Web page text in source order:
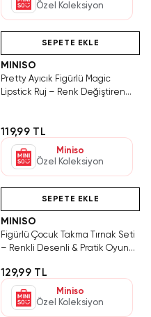
Özel Koleksiyon
SEPETE EKLE
MINISO
Pretty Ayıcık Figürlü Magic
Lipstick Ruj – Renk Değiştiren
119,99 TL
Miniso
Özel Koleksiyon
SEPETE EKLE
MINISO
Figürlü Çocuk Takma Tırnak Seti
– Renkli Desenli & Pratik Oyun
129,99 TL
Miniso
Özel Koleksiyon